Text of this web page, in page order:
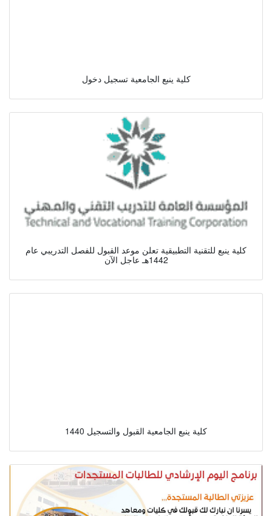
كلية ينبع الجامعية تسجيل دخول
كلية ينبع للتقنية التطبيقية تعلن موعد القبول للفصل التدريبي عام
1442هـ عاجل الآن
كلية ينبع الجامعية القبول والتسجيل 1440